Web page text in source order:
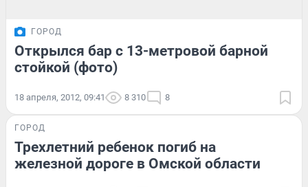
ГОРОД
Открылся бар с 13-метровой барной
стойкой (фото)
18 апреля, 2012, 09:41 8 310 8
ГОРОД
Трехлетний ребенок погиб на
железной дороге в Омской области